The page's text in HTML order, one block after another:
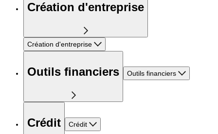
Création d'entreprise
Création d'entreprise
Outils financiers Outils financiers
Crédit Crédit